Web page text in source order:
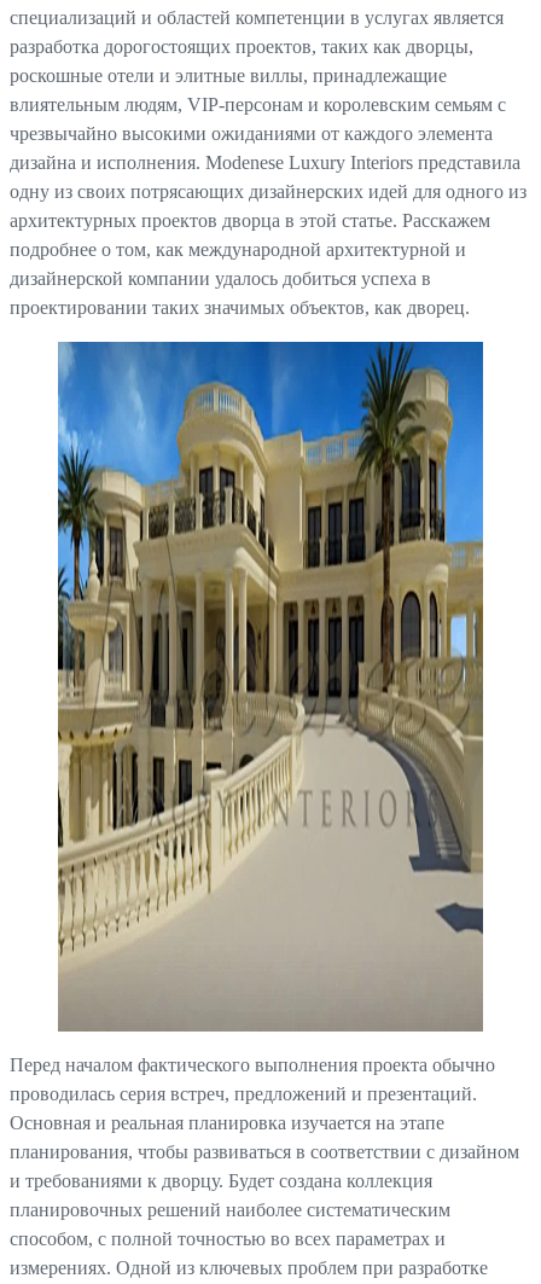
специализаций и областей компетенции в услугах является
разработка дорогостоящих проектов, таких как дворцы,
роскошные отели и элитные виллы, принадлежащие
влиятельным людям, VIP-персонам и королевским семьям с
чрезвычайно высокими ожиданиями от каждого элемента
дизайна и исполнения. Modenese Luxury Interiors представила
одну из своих потрясающих дизайнерских идей для одного из
архитектурных проектов дворца в этой статье. Расскажем
подробнее о том, как международной архитектурной и
дизайнерской компании удалось добиться успеха в
проектировании таких значимых объектов, как дворец.
Перед началом фактического выполнения проекта обычно
проводилась серия встреч, предложений и презентаций.
Основная и реальная планировка изучается на этапе
планирования, чтобы развиваться в соответствии с дизайном
и требованиями к дворцу. Будет создана коллекция
планировочных решений наиболее систематическим
способом, с полной точностью во всех параметрах и
измерениях. Одной из ключевых проблем при разработке